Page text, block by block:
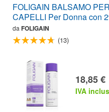
FOLIGAIN BALSAMO
CAPELLI Per Donna con
da FOLIGAIN
(13)
18,85 €
IVA